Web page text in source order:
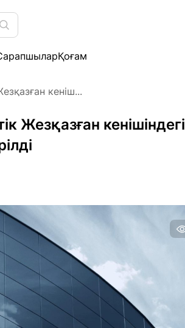
Қоғам
кеніш...
Жезқазған кенішіндегі